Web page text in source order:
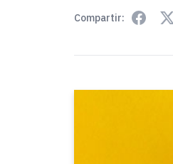
Compartir: